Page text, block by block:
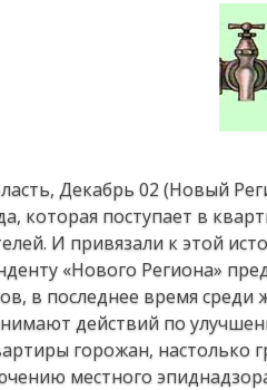
Декабрь 02 (Новый
которая поступает в
И привязали к этой
«Нового Региона»
в последнее время среди
действий по
горожан, настолько
местного